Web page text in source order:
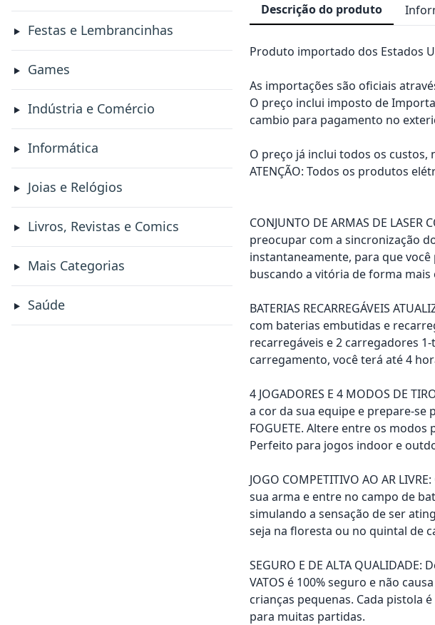
Festas e Lembrancinhas
Games
Indústria e Comércio
Informática
Joias e Relógios
Livros, Revistas e Comics
Mais Categorias
Saúde
Descrição do produto
Produto importado dos Estados
As importações são oficiais
O preço inclui imposto de
cambio para pagamento no
O preço já inclui todos os
ATENÇÃO: Todos os produtos
CONJUNTO DE ARMAS DE
preocupar com a sincronização
instantaneamente, para que
buscando a vitória de forma mais
BATERIAS RECARREGÁVEIS
com baterias embutidas e
recarregáveis e 2 carregadores
carregamento, você terá até 4
4 JOGADORES E 4 MODOS DE
a cor da sua equipe e prepare-se
FOGUETE. Altere entre os
Perfeito para jogos indoor e
JOGO COMPETITIVO AO AR
sua arma e entre no campo de
simulando a sensação de ser
seja na floresta ou no quintal de
SEGURO E DE ALTA
VATOS é 100% seguro e não
crianças pequenas. Cada pistola
para muitas partidas.